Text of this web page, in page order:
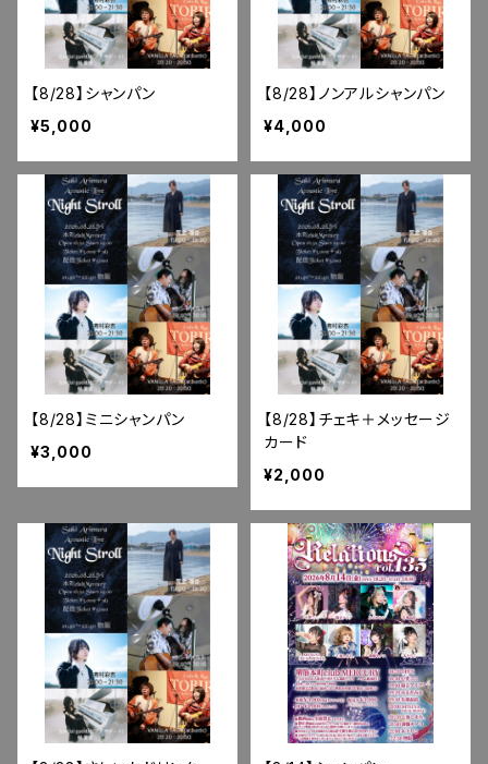
【8/28】シャンパン
¥5,000
【8/28】ノンアルシャンパン
¥4,000
【8/28】ミニシャンパン
¥3,000
【8/28】チェキ＋メッセージ
カード
¥2,000